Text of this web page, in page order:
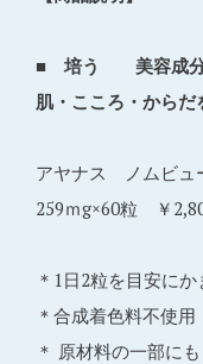
■ 培う 美容成分を
肌・こころ・からだ
アヤナス ノムビュ
259ｍg×60粒 ￥
＊1日2粒を目安に
＊合成着色料不使用
＊ 原材料の一部に